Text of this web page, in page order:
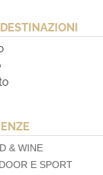
& WINE
E SPORT